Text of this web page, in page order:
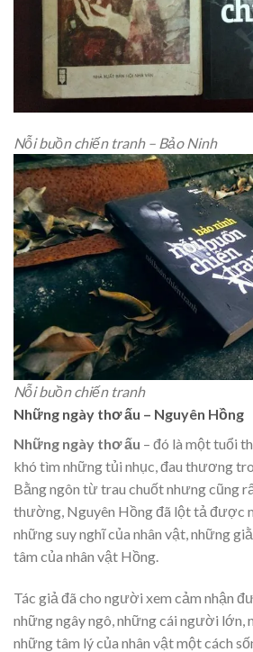
Nỗi buồn chiến tranh – Bảo Ninh
Nỗi buồn chiến tranh
Những ngày thơ ấu – Nguyên Hồng
Những ngày thơ ấu – đó là một tuổi
khó tìm những tủi nhục, đau thương
Bằng ngôn từ trau chuốt nhưng cũng
thường, Nguyên Hồng đã lột tả được
những suy nghĩ của nhân vật, những
tâm của nhân vật Hồng.
Tác giả đã cho người xem cảm nhận
những ngây ngô, những cái người lớn,
những tâm lý của nhân vật một cách